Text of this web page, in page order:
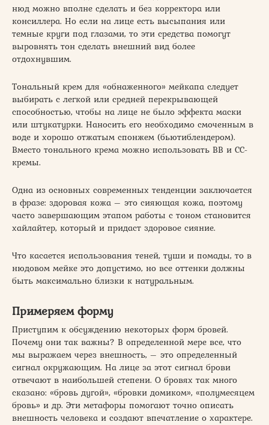
нюд можно вполне сделать и без корректора или
консиллера. Но если на лице есть высыпания или
темные круги под глазами, то эти средства помогут
выровнять тон сделать внешний вид более
отдохнувшим.
Тональный крем для «обнаженного» мейкапа следует
выбирать с легкой или средней перекрывающей
способностью, чтобы на лице не было эффекта маски
или штукатурки. Наносить его необходимо смоченным в
воде и хорошо отжатым спонжем (бьютиблендером).
Вместо тонального крема можно использовать BB и CC-
кремы.
Одна из основных современных тенденции заключается
в фразе: здоровая кожа – это сияющая кожа, поэтому
часто завершающим этапом работы с тоном становится
хайлайтер, который и придаст здоровое сияние.
Что касается использования теней, туши и помады, то в
нюдовом мейке это допустимо, но все оттенки должны
быть максимально близки к натуральным.
Примеряем форму
Приступим к обсуждению некоторых форм бровей.
Почему они так важны? В определенной мере все, что
мы выражаем через внешность, – это определенный
сигнал окружающим. На лице за этот сигнал брови
отвечают в наибольшей степени. О бровях так много
сказано: «бровь дугой», «бровки домиком», «полумесяцем
бровь» и др. Эти метафоры помогают точно описать
внешность человека и создают впечатление о характере.